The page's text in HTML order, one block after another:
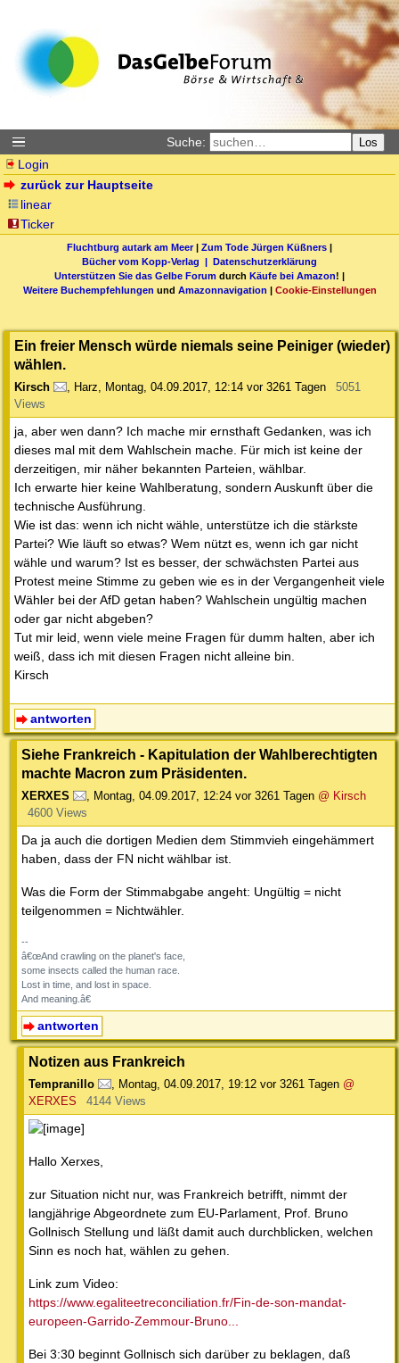
Suche: Los
Login
zurück zur Hauptseite
linear
Ticker
Fluchtburg autark am Meer| Zum Tode Jürgen Küßners |
Bücher vom Kopp-Verlag | Datenschutzerklärung
Unterstützen Sie das Gelbe Forum durch Käufe bei Amazon! |
Weitere Buchempfehlungen und Amazonnavigation | Cookie-Einstellungen
Ein freier Mensch würde niemals seine Peiniger (wieder)
wählen.
Kirsch , Harz, Montag, 04.09.2017, 12:14 vor 3261 Tagen
5051
Views
ja, aber wen dann? Ich mache mir ernsthaft Gedanken, was ich
dieses mal mit dem Wahlschein mache. Für mich ist keine der
derzeitigen, mir näher bekannten Parteien, wählbar.
Ich erwarte hier keine Wahlberatung, sondern Auskunft über die
technische Ausführung.
Wie ist das: wenn ich nicht wähle, unterstütze ich die stärkste
Partei? Wie läuft so etwas? Wem nützt es, wenn ich gar nicht
wähle und warum? Ist es besser, der schwächsten Partei aus
Protest meine Stimme zu geben wie es in der Vergangenheit viele
Wähler bei der AfD getan haben? Wahlschein ungültig machen
oder gar nicht abgeben?
Tut mir leid, wenn viele meine Fragen für dumm halten, aber ich
weiß, dass ich mit diesen Fragen nicht alleine bin.
Kirsch
antworten
Siehe Frankreich - Kapitulation der Wahlberechtigten
machte Macron zum Präsidenten.
XERXES , Montag, 04.09.2017, 12:24 vor 3261 Tagen @ Kirsch
4600 Views
Da ja auch die dortigen Medien dem Stimmvieh eingehämmert
haben, dass der FN nicht wählbar ist.
Was die Form der Stimmabgabe angeht: Ungültig = nicht
teilgenommen = Nichtwähler.
--
â€œAnd crawling on the planet's face,
some insects called the human race.
Lost in time, and lost in space.
And meaning.â€
antworten
Notizen aus Frankreich
Tempranillo , Montag, 04.09.2017, 19:12 vor 3261 Tagen @
XERXES
4144 Views
Hallo Xerxes,
zur Situation nicht nur, was Frankreich betrifft, nimmt der
langjährige Abgeordnete zum EU-Parlament, Prof. Bruno
Gollnisch Stellung und läßt damit auch durchblicken, welchen
Sinn es noch hat, wählen zu gehen.
Link zum Video:
https://www.egaliteetreconciliation.fr/Fin-de-son-mandat-
europeen-Garrido-Zemmour-Bruno...
Bei 3:30 beginnt Gollnisch sich darüber zu beklagen, daß